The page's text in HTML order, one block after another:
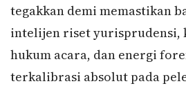
tegakkan demi memastikan
intelijen riset yurisprudensi,
hukum acara, dan energi
terkalibrasi absolut pada